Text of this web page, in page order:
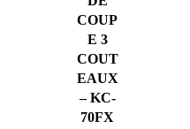
COUP
E 3
COUT
EAUX
– KC-
70FX